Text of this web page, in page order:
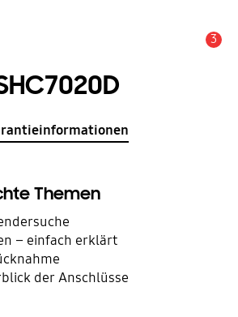
3
Themen
– einfach erklärt
der Anschlüsse